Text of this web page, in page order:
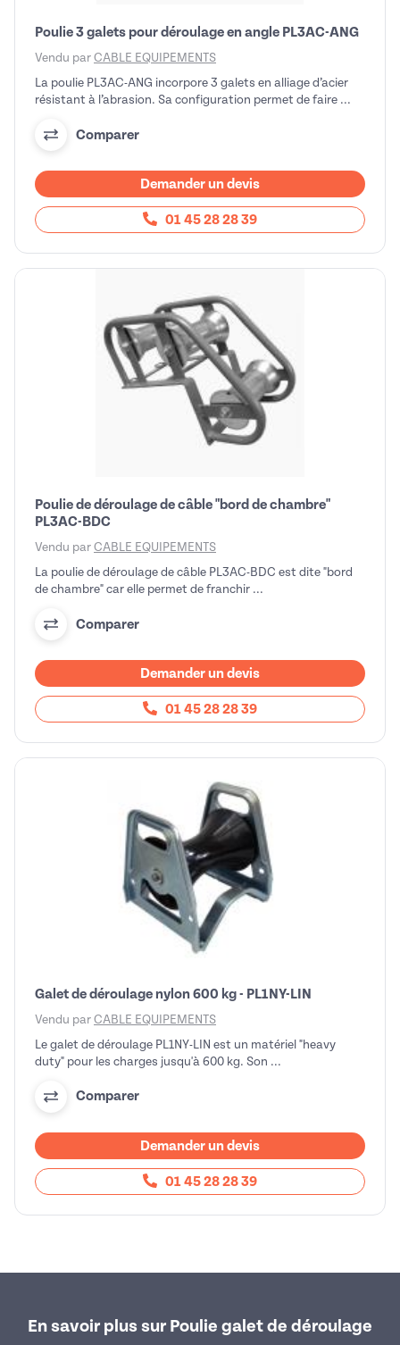
Poulie 3 galets pour déroulage en angle PL3AC-ANG
Vendu par CABLE EQUIPEMENTS
La poulie PL3AC-ANG incorpore 3 galets en alliage d’acier
résistant à l’abrasion. Sa configuration permet de faire ...
Comparer
Demander un devis
01 45 28 28 39
Poulie de déroulage de câble "bord de chambre"
PL3AC-BDC
Vendu par CABLE EQUIPEMENTS
La poulie de déroulage de câble PL3AC-BDC est dite "bord
de chambre" car elle permet de franchir ...
Comparer
Demander un devis
01 45 28 28 39
Galet de déroulage nylon 600 kg - PL1NY-LIN
Vendu par CABLE EQUIPEMENTS
Le galet de déroulage PL1NY-LIN est un matériel "heavy
duty" pour les charges jusqu'à 600 kg. Son ...
Comparer
Demander un devis
01 45 28 28 39
En savoir plus sur Poulie galet de déroulage